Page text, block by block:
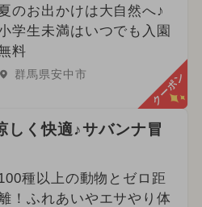
のお出かけは大自然へ♪
学生未満はいつでも入園
料
群馬県安中市 クーポン
しく快適♪サバンナ冒
種以上の動物とゼロ距
！ふれあいやエサやり体